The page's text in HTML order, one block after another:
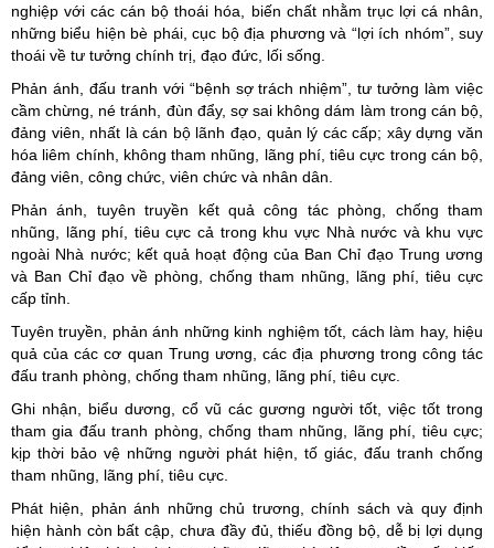
nghiệp với các cán bộ thoái hóa, biến chất nhằm trục lợi cá nhân,
những biểu hiện bè phái, cục bộ địa phương và “lợi ích nhóm”, suy
thoái về tư tưởng chính trị, đạo đức, lối sống.
Phản ánh, đấu tranh với “bệnh sợ trách nhiệm”, tư tưởng làm việc
cầm chừng, né tránh, đùn đẩy, sợ sai không dám làm trong cán bộ,
đảng viên, nhất là cán bộ lãnh đạo, quản lý các cấp; xây dựng văn
hóa liêm chính, không tham nhũng, lãng phí, tiêu cực trong cán bộ,
đảng viên, công chức, viên chức và nhân dân.
Phản ánh, tuyên truyền kết quả công tác phòng, chống tham
nhũng, lãng phí, tiêu cực cả trong khu vực Nhà nước và khu vực
ngoài Nhà nước; kết quả hoạt động của Ban Chỉ đạo Trung ương
và Ban Chỉ đạo về phòng, chống tham nhũng, lãng phí, tiêu cực
cấp tỉnh.
Tuyên truyền, phản ánh những kinh nghiệm tốt, cách làm hay, hiệu
quả của các cơ quan Trung ương, các địa phương trong công tác
đấu tranh phòng, chống tham nhũng, lãng phí, tiêu cực.
Ghi nhận, biểu dương, cổ vũ các gương người tốt, việc tốt trong
tham gia đấu tranh phòng, chống tham nhũng, lãng phí, tiêu cực;
kịp thời bảo vệ những người phát hiện, tố giác, đấu tranh chống
tham nhũng, lãng phí, tiêu cực.
Phát hiện, phản ánh những chủ trương, chính sách và quy định
hiện hành còn bất cập, chưa đầy đủ, thiếu đồng bộ, dễ bị lợi dụng